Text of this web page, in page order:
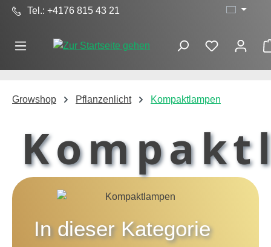
Zum Hauptinhalt springen
Tel.: +4176 815 43 21
Growshop Pflanzenlicht Kompaktlampen
In dieser Kategorie